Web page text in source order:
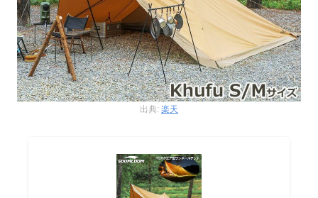
出典: 楽天